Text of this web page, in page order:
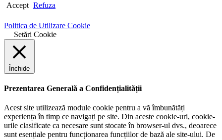
Accept Refuza
Politica de Utilizare Cookie
Setări Cookie
Închide
Prezentarea Generală a Confidențialității
Acest site utilizează module cookie pentru a vă îmbunătăți
experiența în timp ce navigați pe site. Din aceste cookie-uri, cookie-
urile clasificate ca necesare sunt stocate în browser-ul dvs., deoarece
sunt esențiale pentru funcționarea funcțiilor de bază ale site-ului. De